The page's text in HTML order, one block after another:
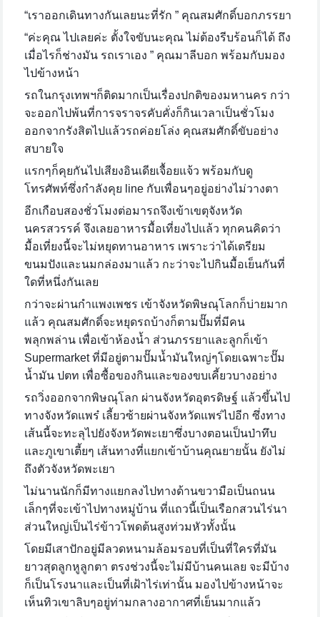
“เราออกเดินทางกันเลยนะที่รัก ” คุณสมศักดิ์บอกภรรยา
“ค่ะคุณ ไปเลยค่ะ ตั้งใจขับนะคุณ ไม่ต้องรีบร้อนก็ได้ ถึง
เมื่อไรก็ช่างมัน รถเราเอง ” คุณมาลีบอก พร้อมกับมอง
ไปข้างหน้า
รถในกรุงเทพฯก็ติดมากเป็นเรื่องปกติของมหานคร กว่า
จะออกไปพ้นที่การจราจรคับคั่งก็กินเวลาเป็นชั่วโมง
ออกจากรังสิตไปแล้วรถค่อยโล่ง คุณสมศักดิ์ขับอย่าง
สบายใจ
แรกๆก็คุยกันไปเสียงอินเดียเจื้อยแจ้ว พร้อมกับดู
โทรศัพท์ซึ่งกำลังคุย line กับเพื่อนๆอยู่อย่างไม่วางตา
อีกเกือบสองชั่วโมงต่อมารถจึงเข้าเขตุจังหวัด
นครสวรรค์ จึงเลยอาหารมื้อเที่ยงไปแล้ว ทุกคนคิดว่า
มื้อเที่ยงนี้จะไม่หยุดทานอาหาร เพราะว่าได้เตรียม
ขนมปังและนมกล่องมาแล้ว กะว่าจะไปกินมื้อเย็นกันที่
ใดที่หนึ่งกันเลย
กว่าจะผ่านกำแพงเพชร เข้าจังหวัดพิษณุโลกก็บ่ายมาก
แล้ว คุณสมศักดิ์จะหยุดรถบ้างก็ตามปั๊มที่มีคน
พลุกพล่าน เพื่อเข้าห้องน้ำ ส่วนภรรยาและลูกก็เข้า
Supermarket ที่มีอยู่ตามปั๊มน้ำมันใหญ่ๆโดยเฉพาะปั๊ม
น้ำมัน ปตท เพื่อซื้อของกินและของขบเคี้ยวบางอย่าง
รถวิ่งออกจากพิษณุโลก ผ่านจังหวัดอุตรดิษฐ์ แล้วขึ้นไป
ทางจังหวัดแพร๋ เลี้ยวซ้ายผ่านจังหวัดแพร่ไปอีก ซึ่งทาง
เส้นนี้จะทะลุไปยังจังหวัดพะเยาซึ่งบางตอนเป็นป่าทึบ
และภูเขาเตี้ยๆ เส้นทางที่แยกเข้าบ้านคุณยายนั้น ยังไม่
ถึงตัวจังหวัดพะเยา
ไม่นานนักก็มีทางแยกลงไปทางด้านขวามือเป็นถนน
เล็กๆที่จะเข้าไปทางหมู่บ้าน ที่แถวนี้เป็นเรือกสวนไร่นา
ส่วนใหญ่เป็นไร่ข้าวโพดต้นสูงท่วมหัวทั้งนั้น
โดยมีเสาปักอยู่มีลวดหนามล้อมรอบที่เป็นที่ใครที่มัน
ยาวสุดลูกหูลูกตา ตรงช่วงนี้จะไม่มีบ้านคนเลย จะมีบ้าง
ก็เป็นโรงนาและเป็นที่เฝ้าไร่เท่านั้น มองไปข้างหน้าจะ
เห็นทิวเขาลิบๆอยู่ท่ามกลางอากาศที่เย็นมากแล้ว